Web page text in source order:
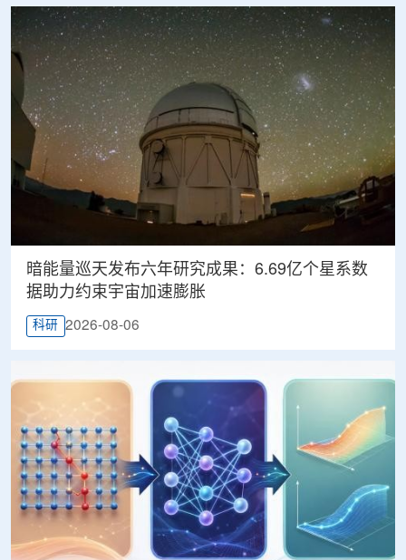
暗能量巡天发布六年研究成果：6.69亿个星系数
据助力约束宇宙加速膨胀
科研 2026-08-06